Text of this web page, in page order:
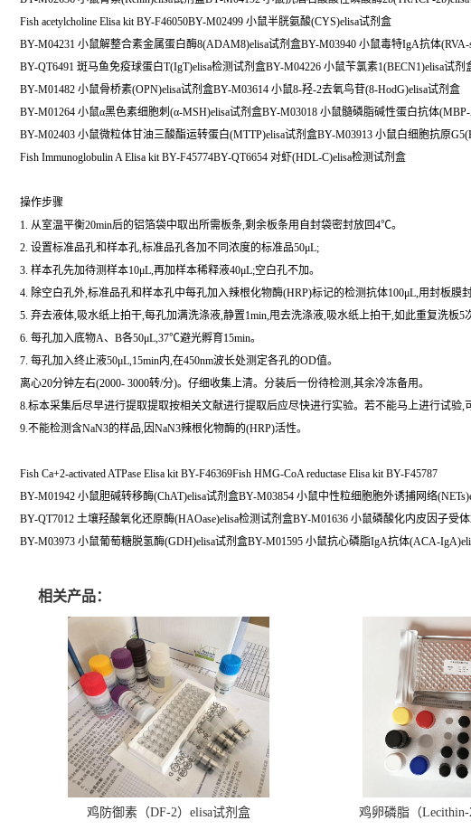
Fish acetylcholine Elisa kit BY-F46050BY-M02499 小鼠半胱氨酸(CYS)elisa试剂盒
BY-M04231 小鼠解整合素金属蛋白酶8(ADAM8)elisa试剂盒BY-M03940 小鼠毒特IgA抗体
BY-QT6491 斑马鱼免疫球蛋白T(IgT)elisa检测试剂盒BY-M04226 小鼠苄氯素1(BECN1)elisa试剂
BY-M01482 小鼠骨桥素(OPN)elisa试剂盒BY-M03614 小鼠8-羟-2去氧鸟苷(8-HodG)elisa试剂盒
BY-M01264 小鼠α黑色素细胞刺(α-MSH)elisa试剂盒BY-M03018 小鼠髓磷脂碱性蛋白抗体
BY-M02403 小鼠微粒体甘油三酸酯运转蛋白(MTTP)elisa试剂盒BY-M03913 小鼠白细胞抗原
Fish Immunoglobulin A Elisa kit BY-F45774BY-QT6654 对虾(HDL-C)elisa检测试剂盒
操作步骤
1. 从室温平衡20min后的铝箔袋中取出所需板条,剩余板条用自封袋密封放回4℃。
2. 设置标准品孔和样本孔,标准品孔各加不同浓度的标准品50μL;
3. 样本孔先加待测样本10μL,再加样本稀释液40μL;空白孔不加。
4. 除空白孔外,标准品孔和样本孔中每孔加入辣根化物酶(HRP)标记的检测抗体100μL,用封板膜
5. 弃去液体,吸水纸上拍干,每孔加满洗涤液,静置1min,甩去洗涤液,吸水纸上拍干,如此重复洗板5
6. 每孔加入底物A、B各50μL,37℃避光孵育15min。
7. 每孔加入终止液50μL,15min内,在450nm波长处测定各孔的OD值。
离心20分钟左右(2000- 3000转/分)。仔细收集上清。分装后一份待检测,其余冷冻备用。
8.标本采集后尽早进行提取提取按相关文献进行提取后应尽快进行实验。若不能马上进行试验,
9.不能检测含NaN3的样品,因NaN3辣根化物酶的(HRP)活性。
Fish Ca+2-activated ATPase Elisa kit BY-F46369Fish HMG-CoA reductase Elisa kit BY-F45787
BY-M01942 小鼠胆碱转移酶(ChAT)elisa试剂盒BY-M03854 小鼠中性粒细胞胞外诱捕网络
BY-QT7012 土壤羟酸氧化还原酶(HAOase)elisa检测试剂盒BY-M01636 小鼠磷酸化内皮因子受
BY-M03973 小鼠葡萄糖脱氢酶(GDH)elisa试剂盒BY-M01595 小鼠抗心磷脂IgA抗体(ACA-
相关产品：
鸡防御素（DF-2）elisa试剂盒 鸡卵磷脂（Lecithin-